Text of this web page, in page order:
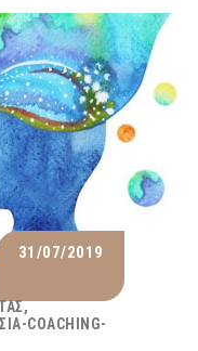
31/07/2019
COACHING-